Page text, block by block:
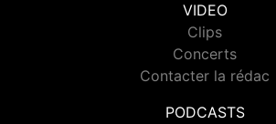
VIDEO
Clips
Concerts
Contacter la rédac
PODCASTS